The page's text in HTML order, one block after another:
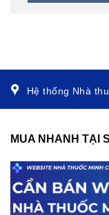
Hệ thống Nhà
MUA NHANH TẠI